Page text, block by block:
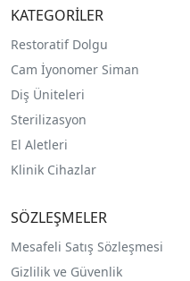
KATEGORİLER
Restoratif Dolgu
Cam İyonomer Siman
Diş Üniteleri
Sterilizasyon
El Aletleri
Klinik Cihazlar
SÖZLEŞMELER
Mesafeli Satış Sözleşmesi
Gizlilik ve Güvenlik